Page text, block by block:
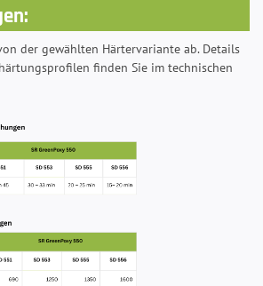
der gewählten Härtervariante ab. Details
finden Sie im technischen